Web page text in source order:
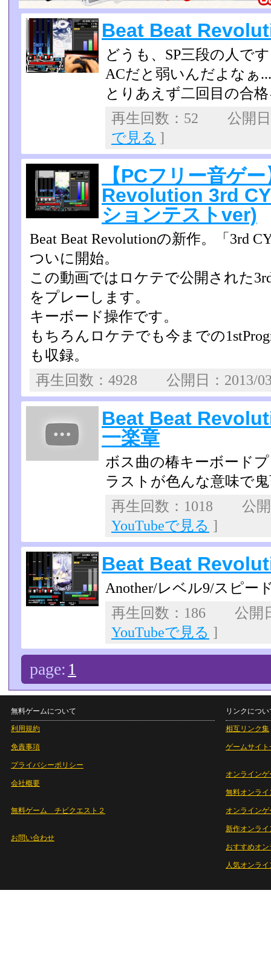
Beat Beat
どうも、SP三段の人で
ACだと弱いんだよなぁ...
とりあえず二回目の合
再生回数：52 公開
で見る ]
【PCフリー音ゲ
Revolution 3rd
ションテストver)
Beat Beat Revolutionの新作。「3rd
ついに開始。
この動画ではロケテで公開された
をプレーします。
キーボード操作です。
もちろんロケテでも今までの
も収録。
再生回数：4928 公開日：
Beat Beat
一楽章
ボス曲の椿キーボード
ラストが色んな意味で
再生回数：1018 公
YouTubeで見る ]
Beat Beat
Another/レベル9/スピー
再生回数：186 公開
YouTubeで見る ]
page: 1
無料ゲームについて
利用規約
免責事項
プライバシーポリシー
会社概要
無料ゲーム チビクエスト２
お問い合わせ
リンクについ
相互リンク集
ゲームサイト
オンラインゲ
無料オンライ
オンライン
新作オンライ
おすすめオ
人気オンラ